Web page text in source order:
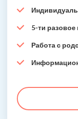
5-ти разовое
Работа с